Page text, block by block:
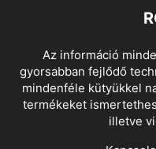
Az információ
gyorsabban fejlődő
mindenféle kütyükkel
termékeket
illetve